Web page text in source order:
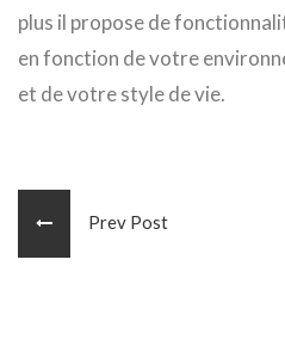
plus il propose de
en fonction de votre
et de votre style de vie.
Prev Post